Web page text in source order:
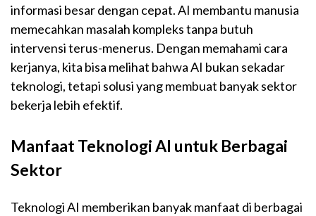
informasi besar dengan cepat. AI membantu manusia
memecahkan masalah kompleks tanpa butuh
intervensi terus-menerus. Dengan memahami cara
kerjanya, kita bisa melihat bahwa AI bukan sekadar
teknologi, tetapi solusi yang membuat banyak sektor
bekerja lebih efektif.
Manfaat Teknologi AI untuk Berbagai
Sektor
Teknologi AI memberikan banyak manfaat di berbagai